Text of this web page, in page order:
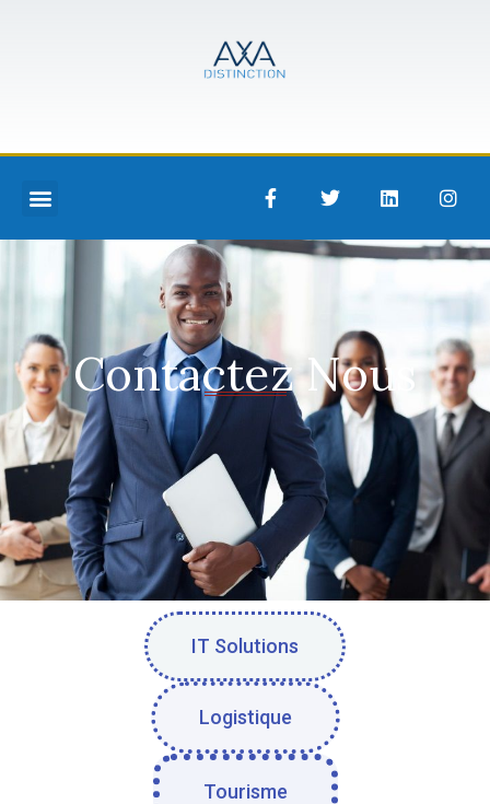
Contactez Nous
IT Solutions
Logistique
Tourisme